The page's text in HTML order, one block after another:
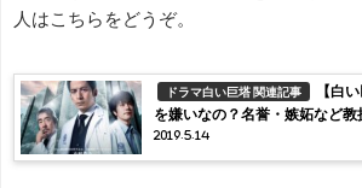
人はこちらをどうぞ。
ドラマ白い巨塔 関連記事
【白
を嫌いなの？名誉・嫉妬など
察
2019.5.14